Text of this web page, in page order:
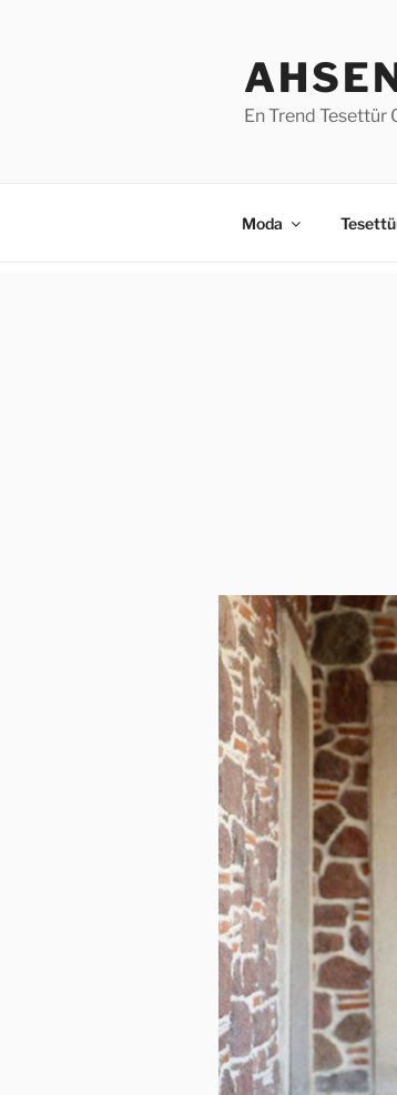
En Trend Tesettür
Moda